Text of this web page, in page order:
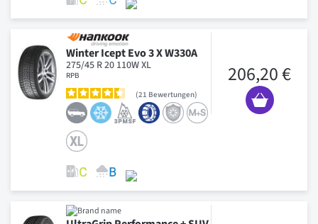
Winter Icept Evo 3 X W330A
275/45 R 20 110W XL
RPB
21 Bewertungen
206,20 €